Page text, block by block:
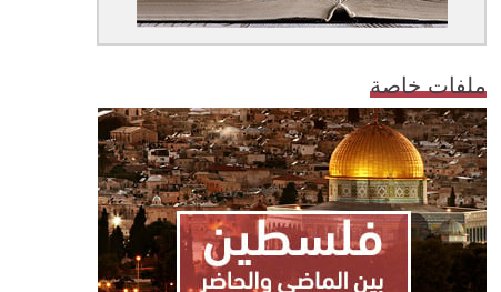
ملفات خاصة